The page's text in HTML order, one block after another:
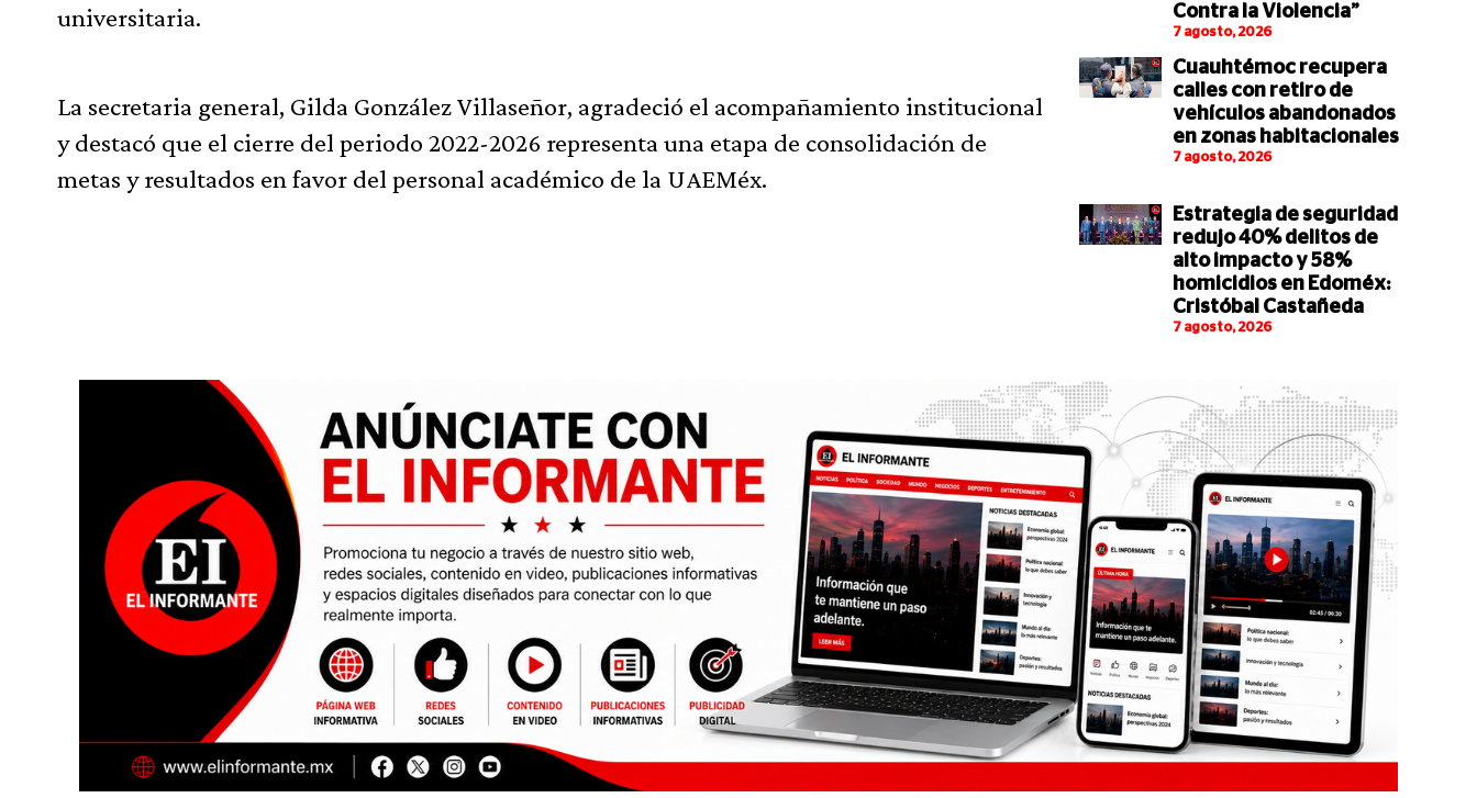
universitaria.
La secretaria general, Gilda González Villaseñor, agradeció el acompañamiento institucional
y destacó que el cierre del periodo 2022-2026 representa una etapa de consolidación de
metas y resultados en favor del personal académico de la UAEMéx.
Contra la Violencia”
7 agosto, 2026
Cuauhtémoc recupera
calles con retiro de
vehículos abandonados
en zonas habitacionales
7 agosto, 2026
Estrategia de seguridad
redujo 40% delitos de
alto impacto y 58%
homicidios en Edoméx:
Cristóbal Castañeda
7 agosto, 2026